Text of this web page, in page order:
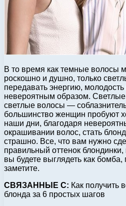
В то время как темные волосы
роскошно и душно, только
передавать энергию, молодость
невероятным образом.
светлые волосы —
большинство женщин пробуют
наши дни, благодаря
окрашивании волос, стать
страшно. Все, что вам нужно
правильный оттенок
вы будете выглядеть как
заметите.
СВЯЗАННЫЕ С: Как получить
блонда за 6 простых шагов